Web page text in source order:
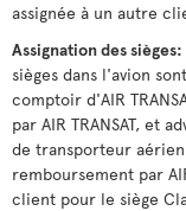
assignée à un autre
Assignation des sièges:
sièges dans l'avion
comptoir d'AIR
par AIR TRANSAT, et
de transporteur
remboursement par
client pour le siège